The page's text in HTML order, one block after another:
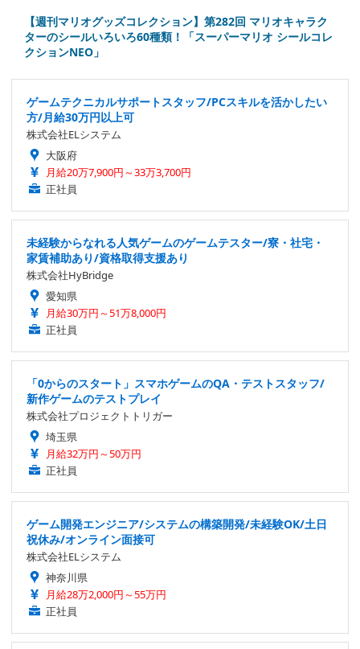
【週刊マリオグッズコレクション】第282回 マリオキャラク
ターのシールいろいろ60種類！「スーパーマリオ シールコレ
クションNEO」
ゲームテクニカルサポートスタッフ/PCスキルを活かしたい
方/月給30万円以上可
株式会社ELシステム
大阪府
月給20万7,900円～33万3,700円
正社員
未経験からなれる人気ゲームのゲームテスター/寮・社宅・
家賃補助あり/資格取得支援あり
株式会社HyBridge
愛知県
月給30万円～51万8,000円
正社員
「0からのスタート」スマホゲームのQA・テストスタッフ/
新作ゲームのテストプレイ
株式会社プロジェクトトリガー
埼玉県
月給32万円～50万円
正社員
ゲーム開発エンジニア/システムの構築開発/未経験OK/土日
祝休み/オンライン面接可
株式会社ELシステム
神奈川県
月給28万2,000円～55万円
正社員